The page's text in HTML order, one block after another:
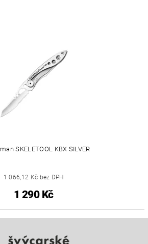
SKELETOOL KBX SILVER
1 066,12 Kč bez DPH
1 290 Kč